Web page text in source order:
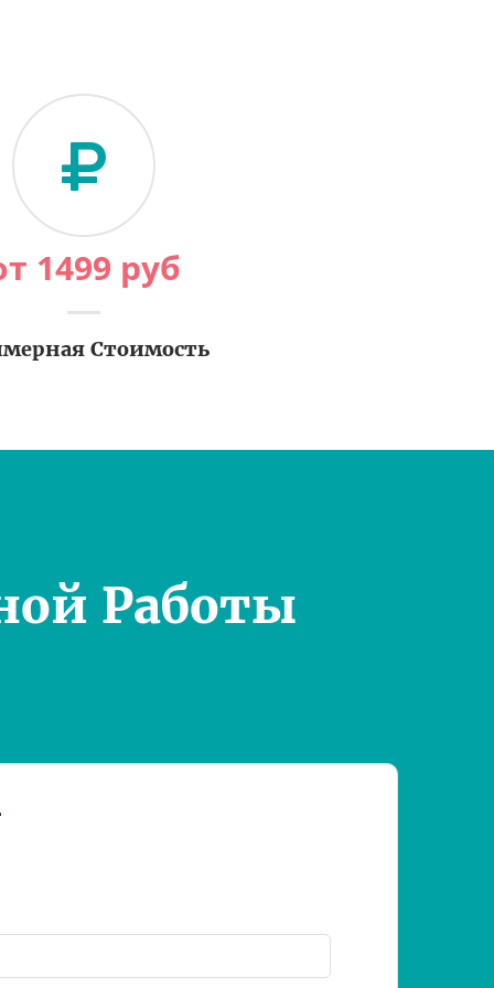
1499 руб
Стоимость
Работы